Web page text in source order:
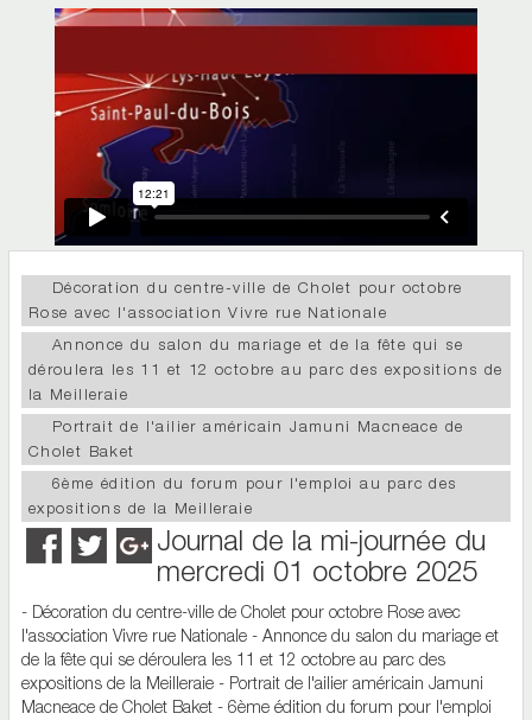
Décoration du centre-ville de Cholet pour octobre
Rose avec l'association Vivre rue Nationale
Annonce du salon du mariage et de la fête qui se
déroulera les 11 et 12 octobre au parc des expositions de
la Meilleraie
Portrait de l'ailier américain Jamuni Macneace de
Cholet Baket
6ème édition du forum pour l'emploi au parc des
expositions de la Meilleraie
Journal de la mi-journée du
mercredi 01 octobre 2025
- Décoration du centre-ville de Cholet pour octobre Rose avec
l'association Vivre rue Nationale - Annonce du salon du mariage et
de la fête qui se déroulera les 11 et 12 octobre au parc des
expositions de la Meilleraie - Portrait de l'ailier américain Jamuni
Macneace de Cholet Baket - 6ème édition du forum pour l'emploi